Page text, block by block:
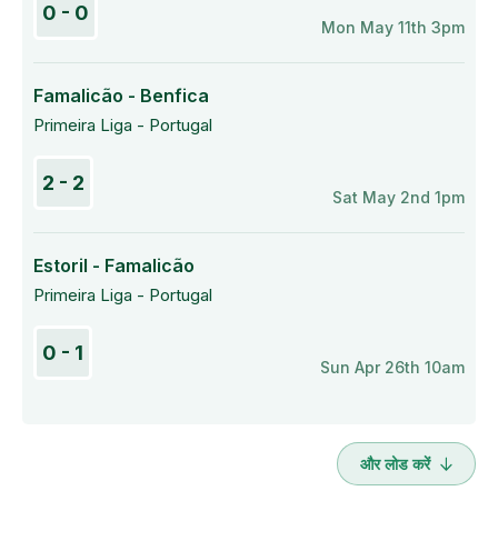
0 - 0
Mon May 11th 3pm
Famalicão - Benfica
Primeira Liga - Portugal
2 - 2
Sat May 2nd 1pm
Estoril - Famalicão
Primeira Liga - Portugal
0 - 1
Sun Apr 26th 10am
और लोड करें